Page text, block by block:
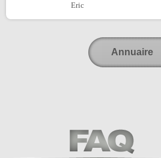
Eric
Annuaire